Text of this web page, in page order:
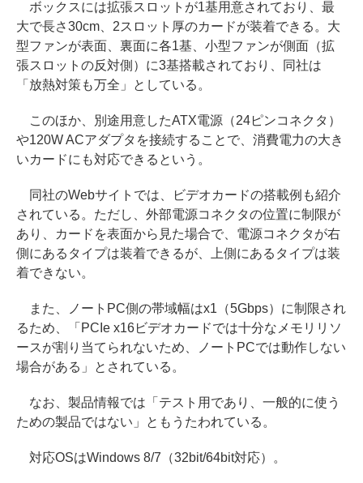
ボックスには拡張スロットが1基用意されており、最
大で長さ30cm、2スロット厚のカードが装着できる。大
型ファンが表面、裏面に各1基、小型ファンが側面（拡
張スロットの反対側）に3基搭載されており、同社は
「放熱対策も万全」としている。
このほか、別途用意したATX電源（24ピンコネクタ）
や120W ACアダプタを接続することで、消費電力の大き
いカードにも対応できるという。
同社のWebサイトでは、ビデオカードの搭載例も紹介
されている。ただし、外部電源コネクタの位置に制限が
あり、カードを表面から見た場合で、電源コネクタが右
側にあるタイプは装着できるが、上側にあるタイプは装
着できない。
また、ノートPC側の帯域幅はx1（5Gbps）に制限され
るため、「PCIe x16ビデオカードでは十分なメモリリソ
ースが割り当てられないため、ノートPCでは動作しない
場合がある」とされている。
なお、製品情報では「テスト用であり、一般的に使う
ための製品ではない」ともうたわれている。
対応OSはWindows 8/7（32bit/64bit対応）。